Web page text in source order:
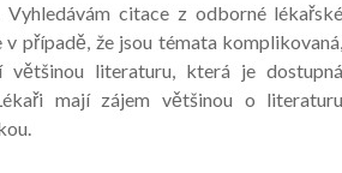
citace z odborné lékařské
případě, že jsou témata komplikovaná,
literaturu, která je dostupná
mají zájem většinou o literaturu